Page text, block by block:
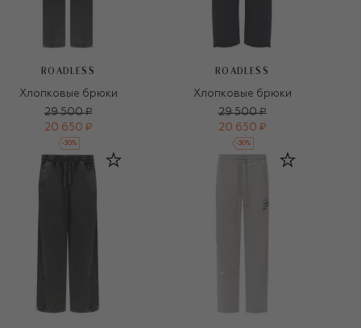
ROADLESS
Хлопковые брюки
29 500 ₽
20 650 ₽
-30%
ROADLESS
Хлопковые брюки
29 500 ₽
20 650 ₽
-30%